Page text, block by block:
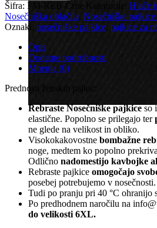
rebraste
-
Črne
količina
Šifra: FM-REB-Črne Hlače
Nosečniška oblačila Nosečniške
Oznaki: nosečniške pajkice pajkice za
Opis
Dodatne podrobnosti
Mnenja (0)
Prednosti ženskih pajkic:
Rebraste Nosečniške pajkiceso
elastične. Popolno se prilegajo ter
ne glede na velikost in obliko.
Visokokakovostne bombažne
noge, medtem ko popolno
Odlično nadomestijo kavbojke
Rebraste pajkice omogočajo
posebej potrebujemo v nosečnosti.
Tudi po pranju pri 40 °C ohranijo
Po predhodnem naročilu na
do velikosti 6XL.